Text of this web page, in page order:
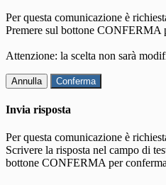
Per questa comunicazione è
Premere sul bottone CONFERMA
Attenzione: la scelta non sarà
Annulla Conferma
Invia risposta
Per questa comunicazione è
Scrivere la risposta nel campo di
bottone CONFERMA per